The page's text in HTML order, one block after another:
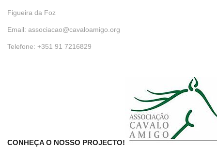
Figueira da Foz
Email: associacao@cavaloamigo.org
Telefone: +351 91 7216829
CONHEÇA O NOSSO PROJECTO!